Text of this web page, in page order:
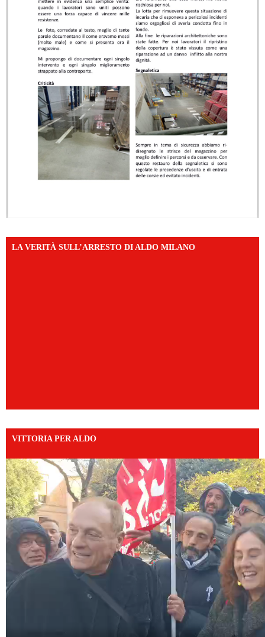
LA VERITÀ SULL’ARRESTO DI ALDO MILANO
VITTORIA PER ALDO